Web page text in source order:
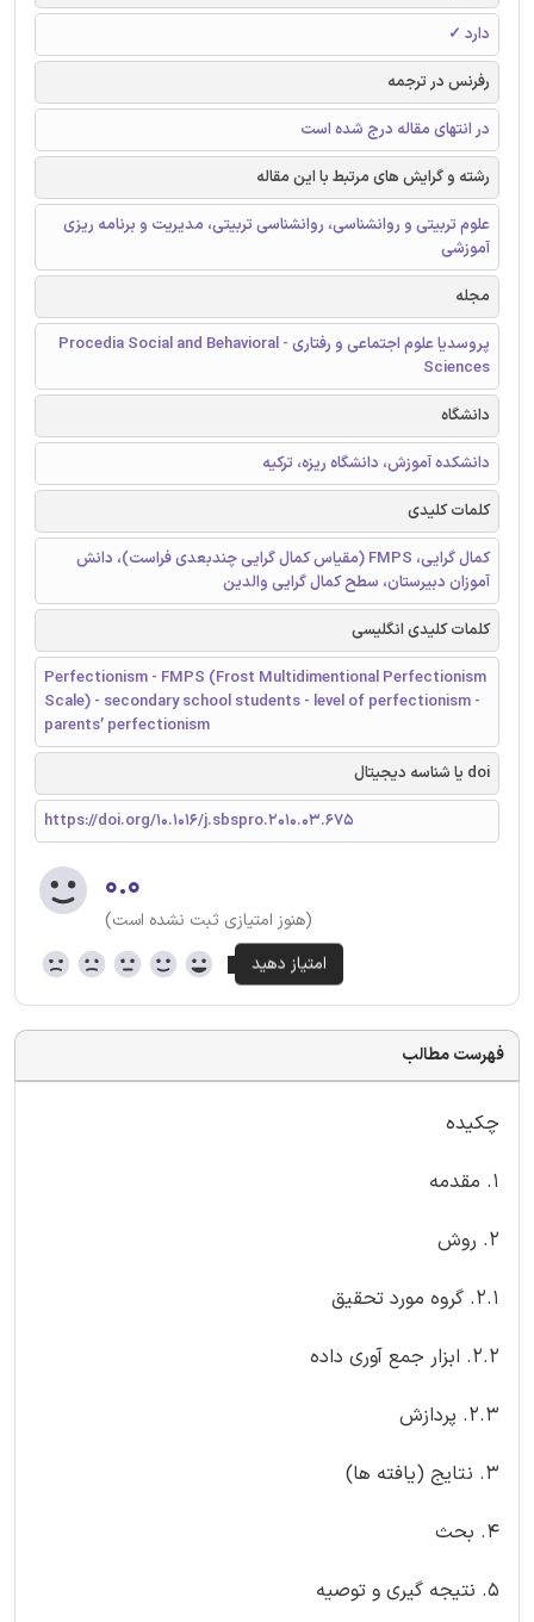
دارد ✓
رفرنس در ترجمه
در انتهای مقاله درج شده است
رشته و گرایش های مرتبط با این مقاله
علوم تربیتی و روانشناسی، روانشناسی تربیتی، مدیریت و برنامه ریزی
آموزشی
مجله
پروسدیا علوم اجتماعی و رفتاری - Procedia Social and Behavioral
Sciences
دانشگاه
دانشکده آموزش، دانشگاه ریزه، ترکیه
کلمات کلیدی
کمال گرایی، FMPS (مقیاس کمال گرایی چندبعدی فراست)، دانش
آموزان دبیرستان، سطح کمال گرایی والدین
کلمات کلیدی انگلیسی
Perfectionism - FMPS (Frost Multidimentional Perfectionism
Scale) - secondary school students - level of perfectionism -
parents’ perfectionism
doi یا شناسه دیجیتال
https://doi.org/10.1016/j.sbspro.2010.03.675
۰.۰
(هنوز امتیازی ثبت نشده است)
فهرست مطالب
چکیده
1. مقدمه
2. روش
2.1. گروه مورد تحقیق
2.2. ابزار جمع آوری داده
2.3. پردازش
3. نتایج (یافته ها)
4. بحث
5. نتیجه گیری و توصیه